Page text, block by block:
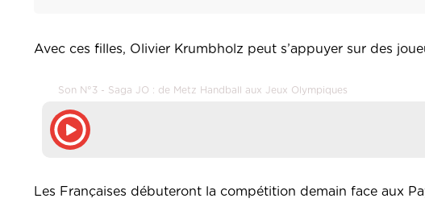
Avec ces filles, Olivier Krumbholz peut s’appuyer sur des
Son N°3 - Saga JO : de Metz Handball aux Jeux Olympiques
Les Françaises débuteront la compétition demain face aux